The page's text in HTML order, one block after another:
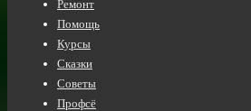
Ремонт
Помощь
Курсы
Сказки
Советы
Профсё